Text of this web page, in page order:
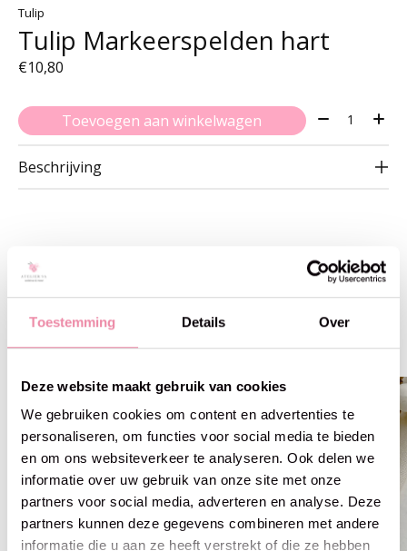
Toestemming Details Over
Deze website maakt gebruik van cookies
We gebruiken cookies om content en advertenties te
personaliseren, om functies voor social media te bieden
en om ons websiteverkeer te analyseren. Ook delen we
informatie over uw gebruik van onze site met onze
partners voor social media, adverteren en analyse. Deze
partners kunnen deze gegevens combineren met andere
informatie die u aan ze heeft verstrekt of die ze hebben
Tulip
Tulip Markeerspelden hart
€10,80
Toevoegen aan winkelwagen Aantal:
Beschrijving
Gerelateerde producten
Carousel items